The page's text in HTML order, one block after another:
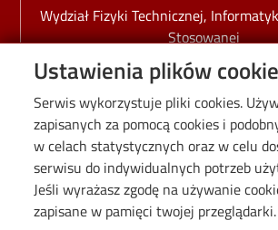
Ustawienia plików
Serwis wykorzystuje pliki cookies.
zapisanych za pomocą cookies i
w celach statystycznych oraz w celu
serwisu do indywidualnych potrzeb
Jeśli wyrażasz zgodę na używanie
zapisane w pamięci twojej przeglądarki.
Wydział Fizyki Technicznej,
Stosowanej
Wydział Inżynierii Procesowej i
Wydział Mechaniczny
Wydział Organizacji i
Wydział Technologii Materiałowych
Tekstyliów
Linki politechniczne